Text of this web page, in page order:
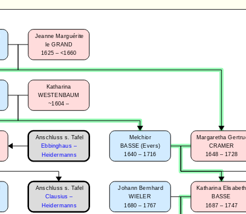
Jeanne Marguérite
le GRAND
1625 – <1660
Melchior
BASSE (Evers)
1640 – 1716
Margaretha
CRAMER
1648 – 1728
Johann Bernhard
WIELER
1680 – 1767
Katharina Elisabeth
BASSE
1687 – 1747
Katharina
WESTENBAUM
~1604 –
Anschluss s. Tafel
Clausius –
Heidermanns
Anschluss s. Tafel
Ebbinghaus –
Heidermanns